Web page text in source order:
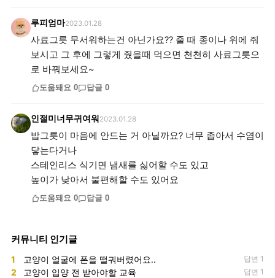
루피엄마2023.01.28
사료그릇 무서워하는건 아닌가요?? 줄 때 종이나 위에 줘
보시고 그 후에 그렇게 줬을때 먹으면 천천히 사료그릇으
로 바꿔보세요~
도움돼요 0 답글 0
인절미너무귀여워 2023.01.28
밥그릇이 마음에 안드는 거 아닐까요? 너무 좁아서 수염이
닿는다거나
스테인리스 식기면 냄새를 싫어할 수도 있고
높이가 낮아서 불편해할 수도 있어요
도움돼요 0 답글 0
커뮤니티 인기글
1 고양이 얼굴에 폰을 떨궈버렸어요.. 답변 1
2 고양이 입양 전 받아야할 교육 답변 1